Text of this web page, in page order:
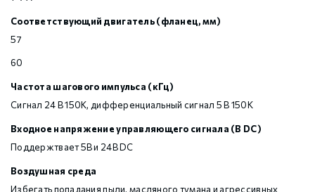
Соответствующий двигатель (фланец, мм)
57
60
Частота шагового импульса (кГц)
Сигнал 24 В 150К, дифференциальный сигнал 5 В 150К
Входное напряжение управляющего сигнала (В DC)
Поддержтвает 5В и 24В DC
Воздушная среда
Избегать попадания пыли, масляного тумана и агрессивных